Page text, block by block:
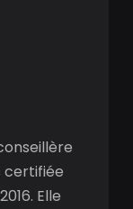
certifiée
Elle